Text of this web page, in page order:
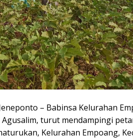
– Babinsa Kelurahan
Agusalim, turut mendampingi
Kelurahan Empoang,